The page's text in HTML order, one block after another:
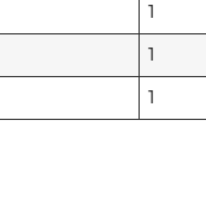
1
1
1